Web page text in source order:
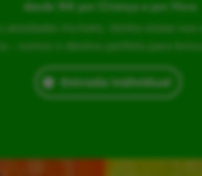
desde 15€ por Criança e por Hora
atividades incríveis. Venha visitar-nos
– somos o destino perfeito para
Entrada Individual